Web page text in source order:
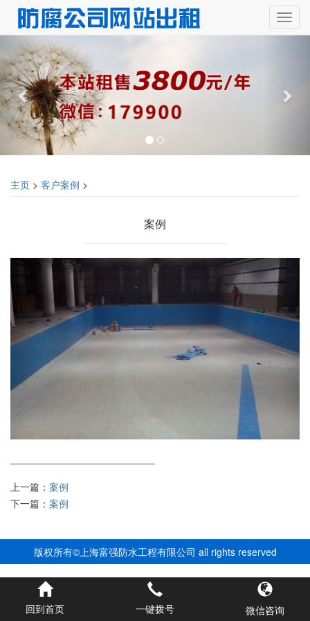
主页 > 客户案例 >
案例
上一篇： 案例
下一篇： 案例
版权所有©上海富强防水工程有限公司 all rights reserved
回到首页 一键拨号 微信咨询
12345678900